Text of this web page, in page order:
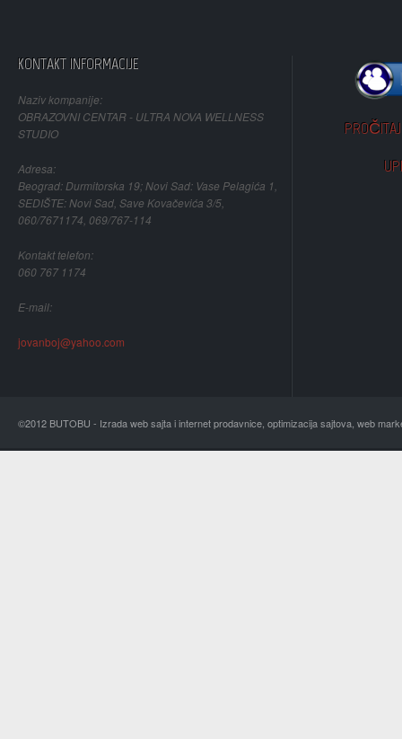
KONTAKT INFORMACIJE
Naziv kompanije:
OBRAZOVNI CENTAR - ULTRA NOVA WELLNESS
STUDIO
Adresa:
Beograd: Durmitorska 19; Novi Sad: Vase Pelagića 1,
SEDIŠTE: Novi Sad, Save Kovačevića 3/5,
060/7671174, 069/767-114
Kontakt telefon:
060 767 1174
E-mail:
jovanboj@yahoo.com
©2012 BUTOBU - Izrada web sajta i internet prodavnice, optimizacija sajtova, web